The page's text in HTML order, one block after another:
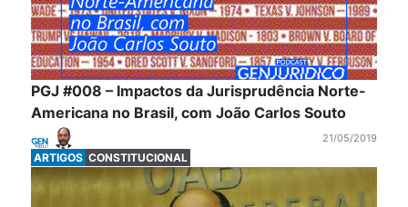
PGJ #008 – Impactos da Jurisprudência Norte-
Americana no Brasil, com João Carlos Souto
21/05/2019
ARTIGOS CONSTITUCIONAL